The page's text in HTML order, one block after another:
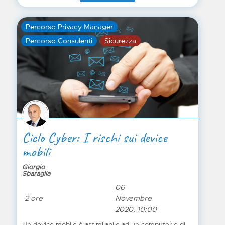
Percorso Privacy Manager
Percorso Consulenti
Sicurezza
Ciclo Cyber: I rischi sui device
mobili
Giorgio
Sbaraglia
2 ore
06
Novembre
2020, 10:00